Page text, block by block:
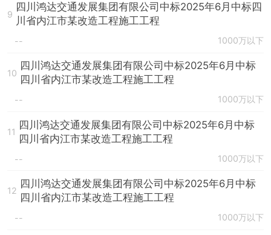
9
四川鸿达交通发展集团有限公司中标2025年6月中标四
川省内江市某改造工程施工工程
-- 1000万以下
10
四川鸿达交通发展集团有限公司中标2025年6月中标
四川省内江市某改造工程施工工程
-- 1000万以下
11
四川鸿达交通发展集团有限公司中标2025年6月中标
四川省内江市某改造工程施工工程
-- 1000万以下
12
四川鸿达交通发展集团有限公司中标2025年6月中标
四川省内江市某改造工程施工工程
-- 1000万以下